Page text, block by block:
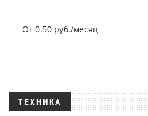
От 0.50 руб./месяц
ТЕХНИКА